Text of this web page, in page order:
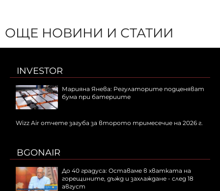
ОЩЕ НОВИНИ И СТАТИИ
INVESTOR
Марияна Янева: Регулаторите подценяват
бума при батериите
Wizz Air отчете загуба за второто тримесечие на 2026 г.
BGONAIR
До 40 градуса: Оставаме в хватката на
горещините, дъжд и захлаждане - след 18
август